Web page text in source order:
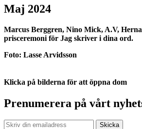
Maj 2024
Marcus Berggren, Nino Mick, A.V,
prisceremoni för Jag skriver i dina ord.
Foto: Lasse Arvidsson
Klicka på bilderna för att öppna dom
Prenumerera på vårt